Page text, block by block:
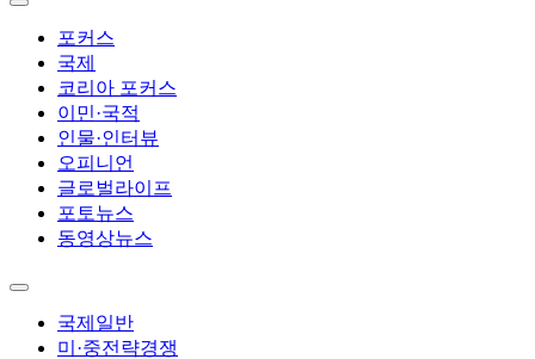
포커스
국제
코리아 포커스
이민·국적
인물·인터뷰
오피니언
글로벌라이프
포토뉴스
동영상뉴스
국제일반
미·중전략경쟁